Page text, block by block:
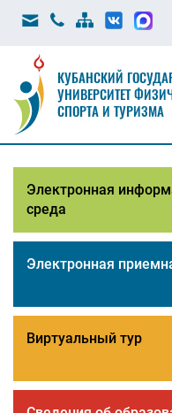
КУБАНСКИЙ
УНИВЕРСИТЕТ
СПОРТА И ТУРИЗМА
Электронная
среда
Электронная
Виртуальный тур